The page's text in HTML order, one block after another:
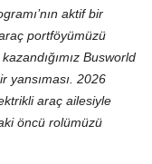
aktif bir
portföyümüzü
Busworld
yansıması. 2026
araç ailesiyle
öncü rolümüzü